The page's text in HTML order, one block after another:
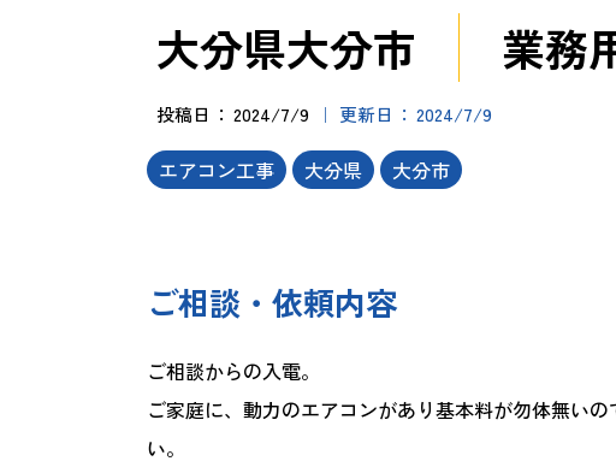
大分県大分市 業務
投稿日 2024/7/9 更新日 2024/7/9
エアコン工事 大分県 大分市
ご相談・依頼内容
ご相談からの入電。
ご家庭に、動力のエアコンがあり基本料が勿体無い
い。